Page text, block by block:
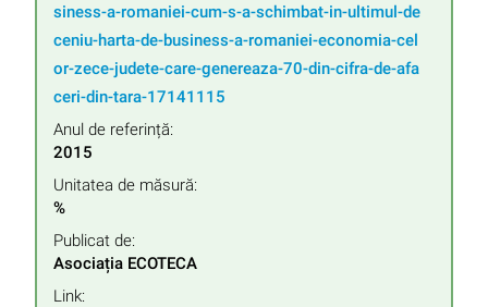
siness-a-romaniei-cum-s-a-schimbat-in-ultimul-de
ceniu-harta-de-business-a-romaniei-economia-cel
or-zece-judete-care-genereaza-70-din-cifra-de-afa
ceri-din-tara-17141115
Anul de referință:
2015
Unitatea de măsură:
%
Publicat de:
Asociația ECOTECA
Link: